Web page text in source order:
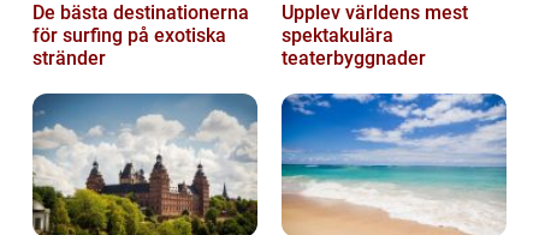
De bästa destinationerna
för surfing på exotiska
stränder
Upplev världens mest
spektakulära
teaterbyggnader